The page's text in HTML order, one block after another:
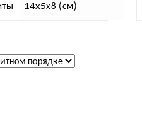
14х5х8 (см)